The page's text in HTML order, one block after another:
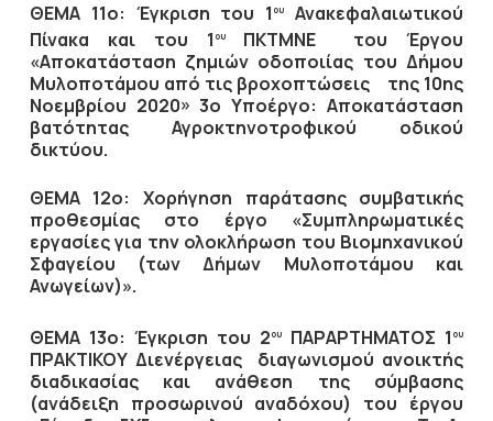
ΘΕΜΑ 11ο: Έγκριση του 1 ου
Ανακεφαλαιωτικού
Πίνακα και του 1 ουΠΚΤΜΝΕ του Έργου
«Αποκατάσταση ζημιών οδοποιίας του Δήμου
Μυλοποτάμου από τις βροχοπτώσεις της 10ης
Νοεμβρίου 2020» 3ο Υποέργο: Αποκατάσταση
βατότητας Αγροκτηνοτροφικού οδικού
δικτύου.
ΘΕΜΑ 12ο: Χορήγηση παράτασης συμβατικής
προθεσμίας στο έργο «Συμπληρωματικές
εργασίες για την ολοκλήρωση του Βιομηχανικού
Σφαγείου (των Δήμων Μυλοποτάμου και
Ανωγείων)».
ΘΕΜΑ 13ο: Έγκριση του 2ου ΠΑΡΑΡΤΗΜΑΤΟΣ 1 ου
ΠΡΑΚΤΙΚΟΥ Διενέργειας διαγωνισμού ανοικτής
διαδικασίας και ανάθεση της σύμβασης
(ανάδειξη προσωρινού αναδόχου) του έργου